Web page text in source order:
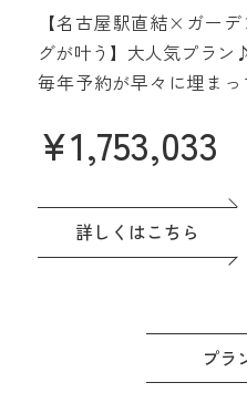
【名古屋駅直結×ガー
グが叶う】大人気プラン♪
毎年予約が早々に埋ま
名駅直結&緑あふれる貸
屋城も一望できる眺望
評価の料理は一番のおも
ドレスなど贅沢な特典
っくり進めよう！
¥1,753,033
詳しくはこちら
プラ